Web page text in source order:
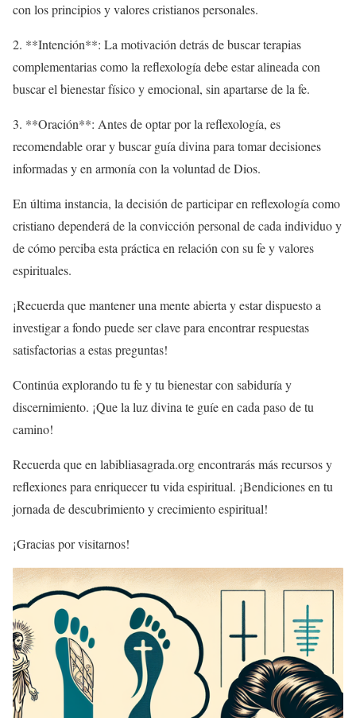
con los principios y valores cristianos personales.
2. **Intención**: La motivación detrás de buscar terapias
complementarias como la reflexología debe estar alineada con
buscar el bienestar físico y emocional, sin apartarse de la fe.
3. **Oración**: Antes de optar por la reflexología, es
recomendable orar y buscar guía divina para tomar decisiones
informadas y en armonía con la voluntad de Dios.
En última instancia, la decisión de participar en reflexología como
cristiano dependerá de la convicción personal de cada individuo y
de cómo perciba esta práctica en relación con su fe y valores
espirituales.
¡Recuerda que mantener una mente abierta y estar dispuesto a
investigar a fondo puede ser clave para encontrar respuestas
satisfactorias a estas preguntas!
Continúa explorando tu fe y tu bienestar con sabiduría y
discernimiento. ¡Que la luz divina te guíe en cada paso de tu
camino!
Recuerda que en labibliasagrada.org encontrarás más recursos y
reflexiones para enriquecer tu vida espiritual. ¡Bendiciones en tu
jornada de descubrimiento y crecimiento espiritual!
¡Gracias por visitarnos!